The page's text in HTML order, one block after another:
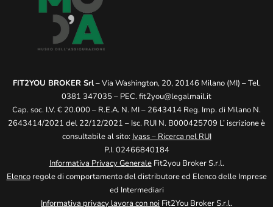
FIT2YOU BROKER Srl– Via Washington, 20, 20146 Milano (MI) – Tel.
0381 347035 – PEC. fit2you@legalmail.it
Cap. soc. I.V. € 20.000 – R.E.A. N. MI – 2643414 Reg. Imp. di Milano N.
2643414/2021 del 22/12/2021 – Isc. RUI N. B000425709 L’ iscrizione è
consultabile al sito: Ivass – Ricerca nel RUI
P.I. 02466840184
Informativa Privacy GeneraleFit2you Broker S.r.l.
Elencoregole di comportamento del distributore ed Elenco delle Imprese
ed Intermediari
Informativa privacy lavora con noi Fit2You Broker S.r.l.